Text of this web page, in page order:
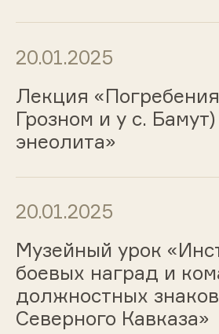
20.01.2025
Лекция «Погребения
Грозном и у с.
энеолита»
20.01.2025
Музейный урок
боевых наград и
должностных
Северного Кавказа»